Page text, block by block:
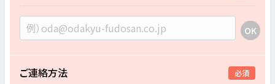
ご連絡方法 必須